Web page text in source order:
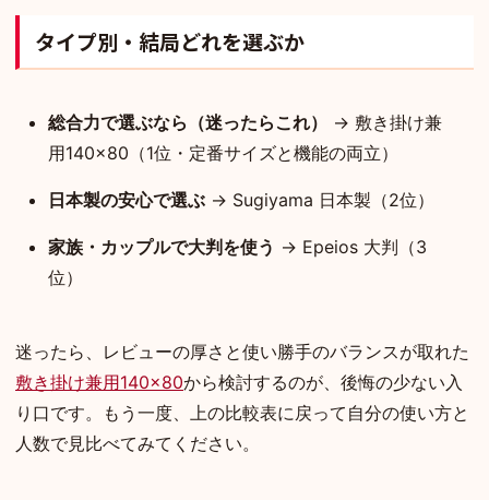
タイプ別・結局どれを選ぶか
総合力で選ぶなら（迷ったらこれ）
→ 敷き掛け兼
用140×80（1位・定番サイズと機能の両立）
日本製の安心で選ぶ → Sugiyama 日本製（2位）
家族・カップルで大判を使う → Epeios 大判（3
位）
迷ったら、レビューの厚さと使い勝手のバランスが取れた
敷き掛け兼用140×80から検討するのが、後悔の少ない入
り口です。もう一度、上の比較表に戻って自分の使い方と
人数で見比べてみてください。